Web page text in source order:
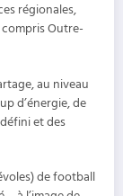
régionales,
Outre-
au niveau
d’énergie, de
et des
de football